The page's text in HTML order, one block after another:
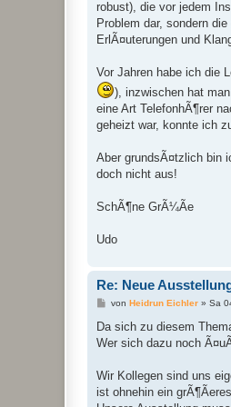
robust), die vor jedem
Problem dar, sondern
ErlÃ¤uterungen und
Vor Jahren habe ich die
), inzwischen hat
eine Art TelefonhÃ¶rer
geheizt war, konnte ich
Aber grundsÃ¤tzlich bin
doch nicht aus!
SchÃ¶ne GrÃ¼Ãe
Udo
Re: Neue
B
i
r
von Heidrun Eichler» Sa
Da sich zu diesem
Wer sich dazu noch
Wir Kollegen sind uns
ist ohnehin ein